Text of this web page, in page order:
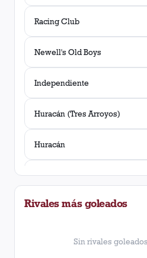
Racing Club
Newell's Old Boys
Independiente
Huracán (Tres Arroyos)
Huracán
Estudiantes (La Plata)
Gimnasia y Esgrima (La Plata)
Chacarita Juniors
Rivales más goleados
Sin rivales